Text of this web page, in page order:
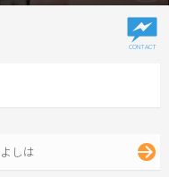
よしは